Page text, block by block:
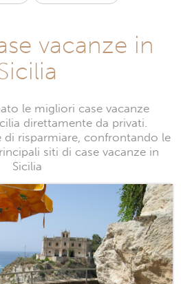
vacanze in
le migliori case vacanze
direttamente da privati.
risparmiare, confrontando le
siti di case vacanze in
Sicilia